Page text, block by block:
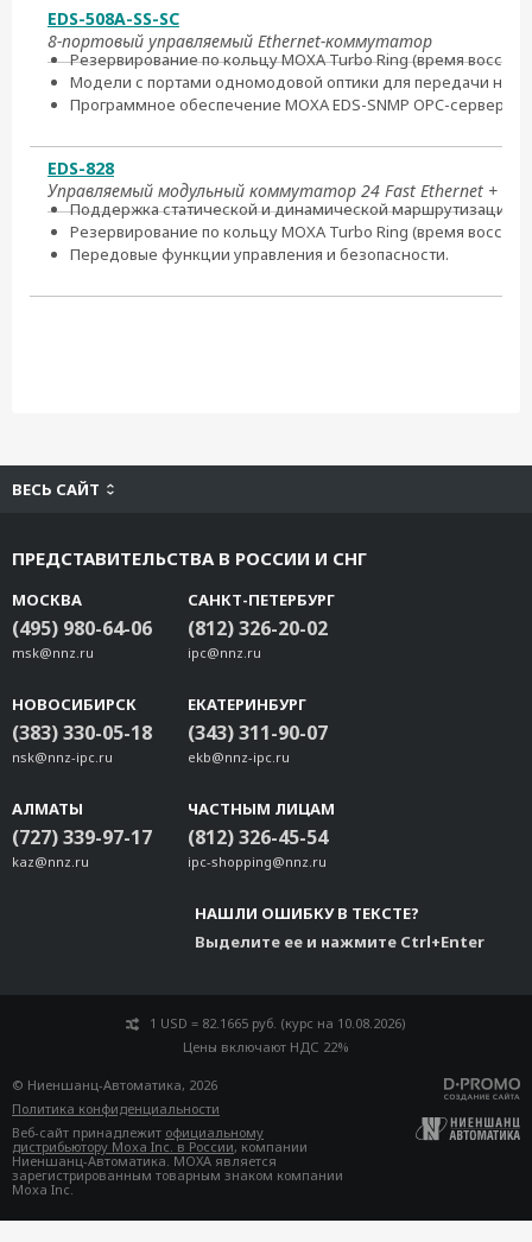
EDS-508A-SS-SC
8-портовый управляемый Ethernet-коммутатор
Резервирование по кольцу MOXA Turbo Ring (время
Модели с портами одномодовой оптики для передачи на
Программное обеспечение MOXA EDS-SNMP OPC-сервер
EDS-828
Управляемый модульный коммутатор 24 Fast Ethernet + 4
Поддержка статической и динамической маршрутизации;
Резервирование по кольцу MOXA Turbo Ring (время
Передовые функции управления и безопасности.
ВЕСЬ САЙТ
ПРЕДСТАВИТЕЛЬСТВА В РОССИИ И СНГ
МОСКВА
(495) 980-64-06
msk@nnz.ru
САНКТ-ПЕТЕРБУРГ
(812) 326-20-02
ipc@nnz.ru
НОВОСИБИРСК
(383) 330-05-18
nsk@nnz-ipc.ru
ЕКАТЕРИНБУРГ
(343) 311-90-07
ekb@nnz-ipc.ru
АЛМАТЫ
(727) 339-97-17
kaz@nnz.ru
ЧАСТНЫМ ЛИЦАМ
(812) 326-45-54
ipc-shopping@nnz.ru
НАШЛИ ОШИБКУ В ТЕКСТЕ?
Выделите ее и нажмите Ctrl+Enter
1 USD = 82.1665 руб. (курс на 10.08.2026)
Цены включают НДС 22%
© Ниеншанц-Автоматика, 2026
Политика конфиденциальности
Веб-сайт принадлежит официальному
дистрибьютору Moxa Inc. в России, компании
Ниеншанц-Автоматика. MOXA является
зарегистрированным товарным знаком компании
Moxa Inc.